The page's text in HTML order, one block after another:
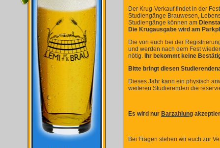
Der Krug-Verkauf findet in der
Studiengänge Brauwesen,
Studiengänge können am
Die Krugausgabe wird am
Die von euch bei der
und werden nach dem Fest
nötig. Ihr bekommt keine
Bitte bringt diesen
Dieses Jahr kann ein physisch
weiteren Studierenden die
Es wird nur Barzahlung
Bei Fragen stehen wir euch zur